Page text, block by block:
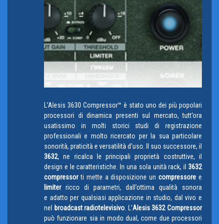
L’Alesis 3630 Compressor™ è stato uno dei più popolari
processori di dinamica presenti sul mercato, tutt’ora
usatissimo in molti storici studi di registrazione
professionali e molto ricercato per la sua particolare
sonorità, praticità e versatilità d’uso. Il suo successore, il
3632, ne ricalca le principali proprietà costruttive, il
design e le caratteristiche. In una sola unità rack, il 3632
compressorti mette a disposizione uncompressore e
limiterricco di parametri, dall’ottima qualità sonora
e adatto per qualsiasi applicazione in studio, dal vivo e
nel
broadcast radiotelevisivo . L’Alesis 3632 Compressor
può funzionare sia in modo dual, come due processori